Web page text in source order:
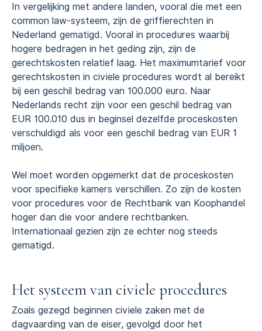
In vergelijking met andere landen, vooral die met een
common law-systeem, zijn de griffierechten in
Nederland gematigd. Vooral in procedures waarbij
hogere bedragen in het geding zijn, zijn de
gerechtskosten relatief laag. Het maximumtarief voor
gerechtskosten in civiele procedures wordt al bereikt
bij een geschil bedrag van 100.000 euro. Naar
Nederlands recht zijn voor een geschil bedrag van
EUR 100.010 dus in beginsel dezelfde proceskosten
verschuldigd als voor een geschil bedrag van EUR 1
miljoen.
Wel moet worden opgemerkt dat de proceskosten
voor specifieke kamers verschillen. Zo zijn de kosten
voor procedures voor de Rechtbank van Koophandel
hoger dan die voor andere rechtbanken.
Internationaal gezien zijn ze echter nog steeds
gematigd.
Het systeem van civiele procedures
Zoals gezegd beginnen civiele zaken met de
dagvaarding van de eiser, gevolgd door het